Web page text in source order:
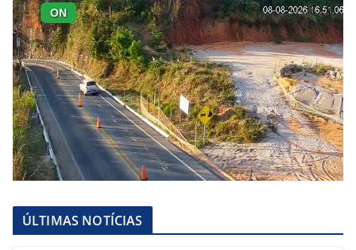
ÚLTIMAS NOTÍCIAS